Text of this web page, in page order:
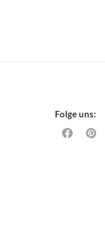
Folge uns: